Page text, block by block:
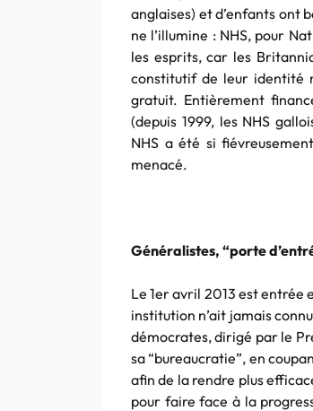
anglaises) et d’enfants ont
ne l’illumine : NHS, pour
les esprits, car les
constitutif de leur identité
gratuit. Entièrement
(depuis 1999, les NHS
NHS a été si
menacé.
Généralistes, “porte
Le 1er avril 2013 est
institution n’ait jamais
démocrates, dirigé par le
sa “bureaucratie”, en
afin de la rendre plus
pour faire face à la